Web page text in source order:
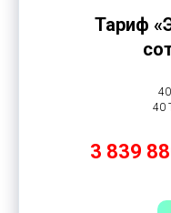
Тариф
40
3 839